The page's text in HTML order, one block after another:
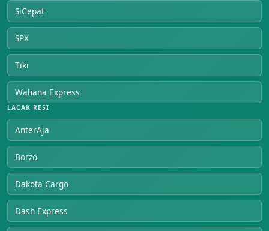
SiCepat
SPX
Tiki
Wahana Express
LACAK RESI
AnterAja
Borzo
Dakota Cargo
Dash Express